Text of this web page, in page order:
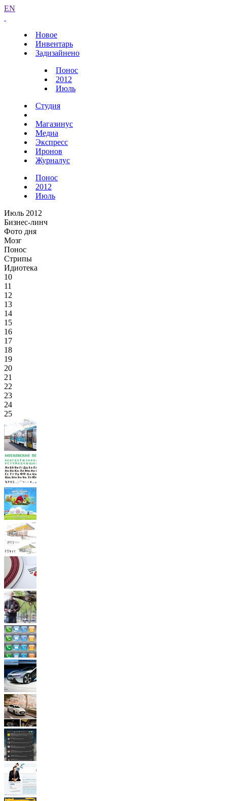
EN
Новое
Инвентарь
Задизайнено
Понос
2012
Июль
Студия
Магазинус
Медиа
Экспресс
Иронов
Журналус
Понос
2012
Июль
Июль 2012
Бизнес-линч
Фото дня
Мозг
Понос
Стрипы
Идиотека
10
11
12
13
14
15
16
17
18
19
20
21
22
23
24
25